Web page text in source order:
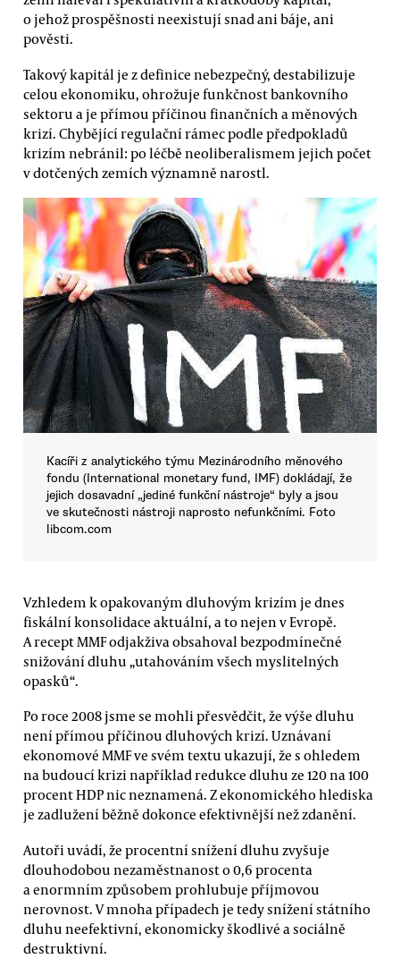
o jehož prospěšnosti neexistují snad ani báje, ani
pověsti.
Takový kapitál je z definice nebezpečný, destabilizuje
celou ekonomiku, ohrožuje funkčnost bankovního
sektoru a je přímou příčinou finančních a měnových
krizí. Chybějící regulační rámec podle předpokladů
krizím nebránil: po léčbě neoliberalismem jejich počet
v dotčených zemích významně narostl.
Kacíři z analytického týmu Mezinárodního měnového
fondu (International monetary fund, IMF) dokládají, že
jejich dosavadní „jediné funkční nástroje“ byly a jsou
ve skutečnosti nástroji naprosto nefunkčními. Foto
libcom.com
Vzhledem k opakovaným dluhovým krizím je dnes
fiskální konsolidace aktuální, a to nejen v Evropě.
A recept MMF odjakživa obsahoval bezpodmínečné
snižování dluhu „utahováním všech myslitelných
opasků“.
Po roce 2008 jsme se mohli přesvědčit, že výše dluhu
není přímou příčinou dluhových krizí. Uznávaní
ekonomové MMF ve svém textu ukazují, že s ohledem
na budoucí krizi například redukce dluhu ze 120 na 100
procent HDP nic neznamená. Z ekonomického hlediska
je zadlužení běžně dokonce efektivnější než zdanění.
Autoři uvádí, že procentní snížení dluhu zvyšuje
dlouhodobou nezaměstnanost o 0,6 procenta
a enormním způsobem prohlubuje příjmovou
nerovnost. V mnoha případech je tedy snížení státního
dluhu neefektivní, ekonomicky škodlivé a sociálně
destruktivní.